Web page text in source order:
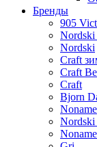
Бренды
905
Nordski
Nordski
Craft
Craft
Craft
Bjorn
Noname
Nordski